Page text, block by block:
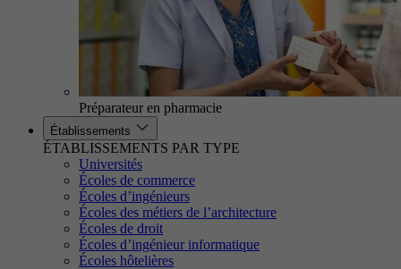
Préparateur en pharmacie
Établissements
ÉTABLISSEMENTS PAR TYPE
Universités
Écoles de commerce
Écoles d’ingénieurs
Écoles des métiers de l’architecture
Écoles de droit
Écoles d’ingénieur informatique
Écoles hôtelières